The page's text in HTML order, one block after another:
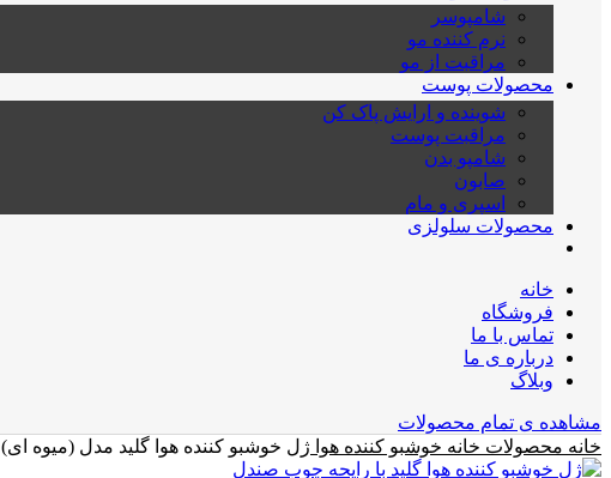
شامپوسر
نرم کننده مو
مراقبت از مو
محصولات پوست
شوینده و ارایش پاک کن
مراقبت پوست
شامپو بدن
صابون
اسپری و مام
محصولات سلولزی
خانه
فروشگاه
تماس با ما
درباره ی ما
وبلاگ
مشاهده ی تمام محصولات
خانه محصولات خانه خوشبو کننده هوا ژل خوشبو کننده هوا گلید مدل (میوه ای) 180گرم